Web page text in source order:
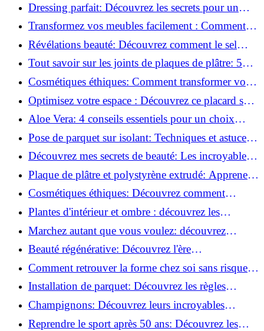
Dressing parfait: Découvrez les secrets pour un
rangement optimal!
Transformez vos meubles facilement : Comment
installer des roulettes en un clin d'œil !
Révélations beauté: Découvrez comment le sel
transforme votre routine!
Tout savoir sur les joints de plaques de plâtre: 5
questions clés pour comprendre les fissures!
Cosmétiques éthiques: Comment transformer votre
routine beauté!
Optimisez votre espace : Découvrez ce placard sous
rampant à portes coulissantes!
Aloe Vera: 4 conseils essentiels pour un choix
parfait!
Pose de parquet sur isolant: Techniques et astuces
pour un sol parfait!
Découvrez mes secrets de beauté: Les incroyables
vertus du raisin!
Plaque de plâtre et polystyrène extrudé: Apprenez
à les coller efficacement!
Cosmétiques éthiques: Découvrez comment
transformer votre routine beauté!
Plantes d'intérieur et ombre : découvrez les
meilleures pour votre maison !
Marchez autant que vous voulez: découvrez
pourquoi c'est bénéfique!
Beauté régénérative: Découvrez l'ère
révolutionnaire de la cosmétique verte!
Comment retrouver la forme chez soi sans risque
de blessure: Techniques et conseils sûrs!
Installation de parquet: Découvrez les règles
essentielles à respecter!
Champignons: Découvrez leurs incroyables
pouvoirs antioxydants!
Reprendre le sport après 50 ans: Découvrez les